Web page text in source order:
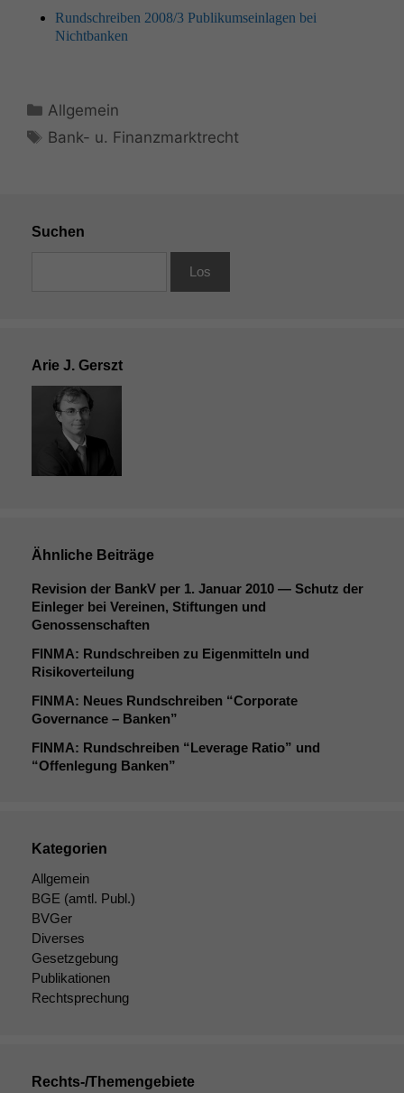
Rund­schreiben 2008/3 Pub­likum­sein­la­gen bei
Nichtbanken
Kategorien
Allgemein
Schlagwörter
Bank- u. Finanzmarktrecht
Suchen
Arie J. Gerszt
Ähnliche Beiträge
Revision der BankV per 1. Januar 2010 — Schutz der
Einleger bei Vereinen, Stiftungen und
Genossenschaften
FINMA: Rundschreiben zu Eigenmitteln und
Risikoverteilung
FINMA: Neues Rundschreiben “Corporate
Governance – Banken”
FINMA: Rundschreiben “Leverage Ratio” und
“Offenlegung Banken”
Kategorien
Allgemein
BGE (amtl. Publ.)
BVGer
Diverses
Gesetzgebung
Publikationen
Rechtsprechung
Rechts-/Themengebiete